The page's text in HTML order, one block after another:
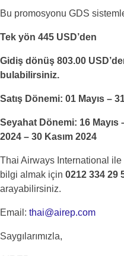
Bu promosyonu GDS
Tek yön 445 USD’den
Gidiş dönüş 803.00
bulabilirsiniz.
Satış Dönemi: 01 Mayıs –
Seyahat Dönemi: 16 Mayıs
2024 – 30 Kasım 2024
Thai Airways International ile
bilgi almak için 0212 334 29
arayabilirsiniz.
Email: thai@airep.com
Saygılarımızla,